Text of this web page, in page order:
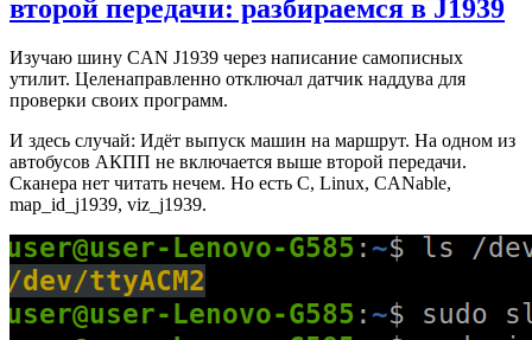
второй передачи: разбираемся в J1939
Изучаю шину CAN J1939 через написание самописных
утилит. Целенаправленно отключал датчик наддува для
проверки своих программ.
И здесь случай: Идёт выпуск машин на маршрут. На одном из
автобусов АКПП не включается выше второй передачи.
Сканера нет читать нечем. Но есть C, Linux, CANable,
map_id_j1939, viz_j1939.